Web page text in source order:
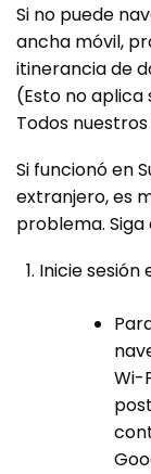
Si no puede
ancha móvil,
itinerancia de
(Esto no
Todos
Si funcionó en
extranjero, es
problema. Siga
Inicie sesión
Wi-